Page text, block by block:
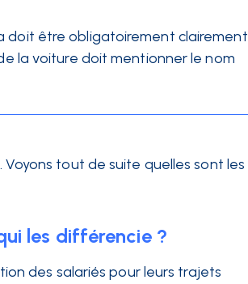
doit être obligatoirement clairement
la voiture doit mentionner le nom
. Voyons tout de suite quelles sont les
les différencie ?
des salariés pour leurs trajets